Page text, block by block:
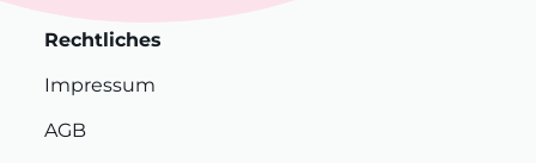
Rechtliches
Impressum
AGB